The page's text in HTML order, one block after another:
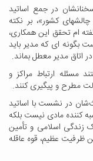
در جمع اساتید
کشور»، بر نکته
ام تحقق این همکاری،
بگونه ای که مدیر باید
اتاق مدیر معطل بماند.
مسئله ارتباط مراکز و
مطرح و پیگیری کنند.
در نشست با اساتید
کننده مادی نیست بلکه
زندگی اسلامی و تأمین
ظرفیت عظیم، قوه عاقله